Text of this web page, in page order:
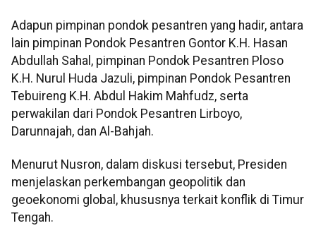
Adapun pimpinan pondok pesantren yang hadir, antara
lain pimpinan Pondok Pesantren Gontor K.H. Hasan
Abdullah Sahal, pimpinan Pondok Pesantren Ploso
K.H. Nurul Huda Jazuli, pimpinan Pondok Pesantren
Tebuireng K.H. Abdul Hakim Mahfudz, serta
perwakilan dari Pondok Pesantren Lirboyo,
Darunnajah, dan Al-Bahjah.
Menurut Nusron, dalam diskusi tersebut, Presiden
menjelaskan perkembangan geopolitik dan
geoekonomi global, khususnya terkait konflik di Timur
Tengah.